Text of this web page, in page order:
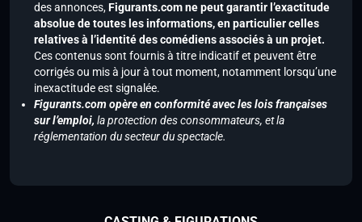
des annonces,Figurants.com ne peut garantir l’exactitude
absolue de toutes les informations, en particulier celles
relatives à l’identité des comédiens associés à un projet.
Ces contenus sont fournis à titre indicatif et peuvent être
corrigés ou mis à jour à tout moment, notamment lorsqu’une
inexactitude est signalée.
Figurants.com opère en conformité avec les lois françaises
sur l’emploi, la protection des consommateurs, et la
réglementation du secteur du spectacle.